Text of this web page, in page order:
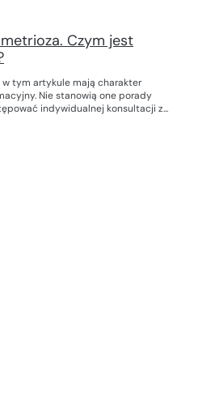
Czym jest
w tym artykule mają charakter
Nie stanowią one porady
indywidualnej konsultacji z...